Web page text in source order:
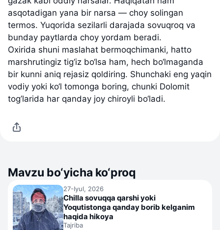
asqotadigan yana bir narsa — choy solingan
termos. Yuqorida sezilarli darajada sovuqroq va
bunday paytlarda choy yordam beradi.
Oxirida shuni maslahat bermoqchimanki, hatto
marshrutingiz tig‘iz bo‘lsa ham, hech bo‘lmaganda
bir kunni aniq rejasiz qoldiring. Shunchaki eng yaqin
vodiy yoki ko‘l tomonga boring, chunki Dolomit
tog’larida har qanday joy chiroyli bo‘ladi.
Mavzu bo‘yicha ko‘proq
27-Iyul, 2026
Chilla sovuqqa qarshi yoki
Yoqutistonga qanday borib kelganim
haqida hikoya
Tajriba